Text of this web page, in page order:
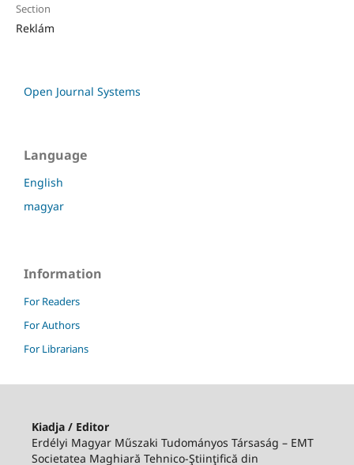
Section
Reklám
Open Journal Systems
Language
English
magyar
Information
For Readers
For Authors
For Librarians
Kiadja / Editor
Erdélyi Magyar Műszaki Tudományos Társaság – EMT
Societatea Maghiară Tehnico-Ştiinţifică din